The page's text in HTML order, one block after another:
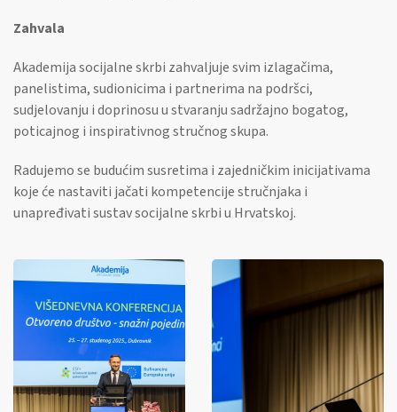
Zahvala
Akademija socijalne skrbi zahvaljuje svim izlagačima,
panelistima, sudionicima i partnerima na podršci,
sudjelovanju i doprinosu u stvaranju sadržajno bogatog,
poticajnog i inspirativnog stručnog skupa.
Radujemo se budućim susretima i zajedničkim inicijativama
koje će nastaviti jačati kompetencije stručnjaka i
unapređivati sustav socijalne skrbi u Hrvatskoj.